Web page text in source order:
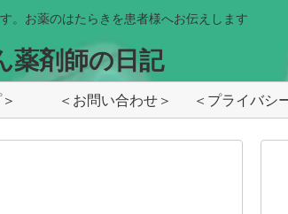
。お薬のはたらきを患者様へお伝えします
薬剤師の日記
＜お問い合わせ＞